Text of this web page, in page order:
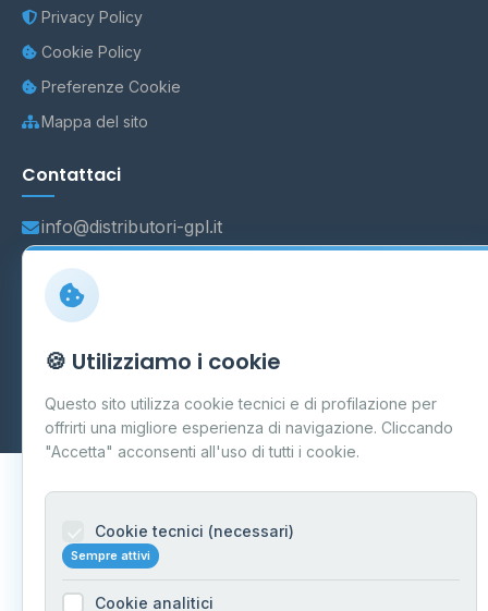
Privacy Policy
Cookie Policy
Preferenze Cookie
Mappa del sito
Contattaci
info@distributori-gpl.it
Carpi
P.IVA 03859300364
Dati forniti daMinistero delle Imprese e del Made in Italy
Aggiornamento quotidiano
🍪 Utilizziamo i cookie
Questo sito utilizza cookie tecnici e di profilazione per
offrirti una migliore esperienza di navigazione. Cliccando
"Accetta" acconsenti all'uso di tutti i cookie.
Cookie tecnici (necessari)
Sempre attivi
Cookie analitici